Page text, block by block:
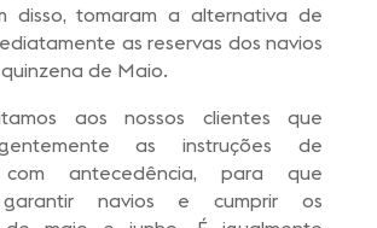
disso, tomaram a alternativa de
as reservas dos navios
de Maio.
aos nossos clientes que
as instruções de
com antecedência, para que
garantir navios e cumprir os